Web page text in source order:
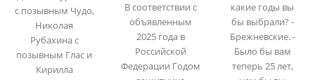
с позывным Чудо,
Николая
Рубахина с
позывным Глас и
Кирилла
В соответствии с
объявленным
2025 года в
Российской
Федерации Годом
какие годы вы
бы выбрали? -
Брежневские. -
Было бы вам
теперь 25 лет,